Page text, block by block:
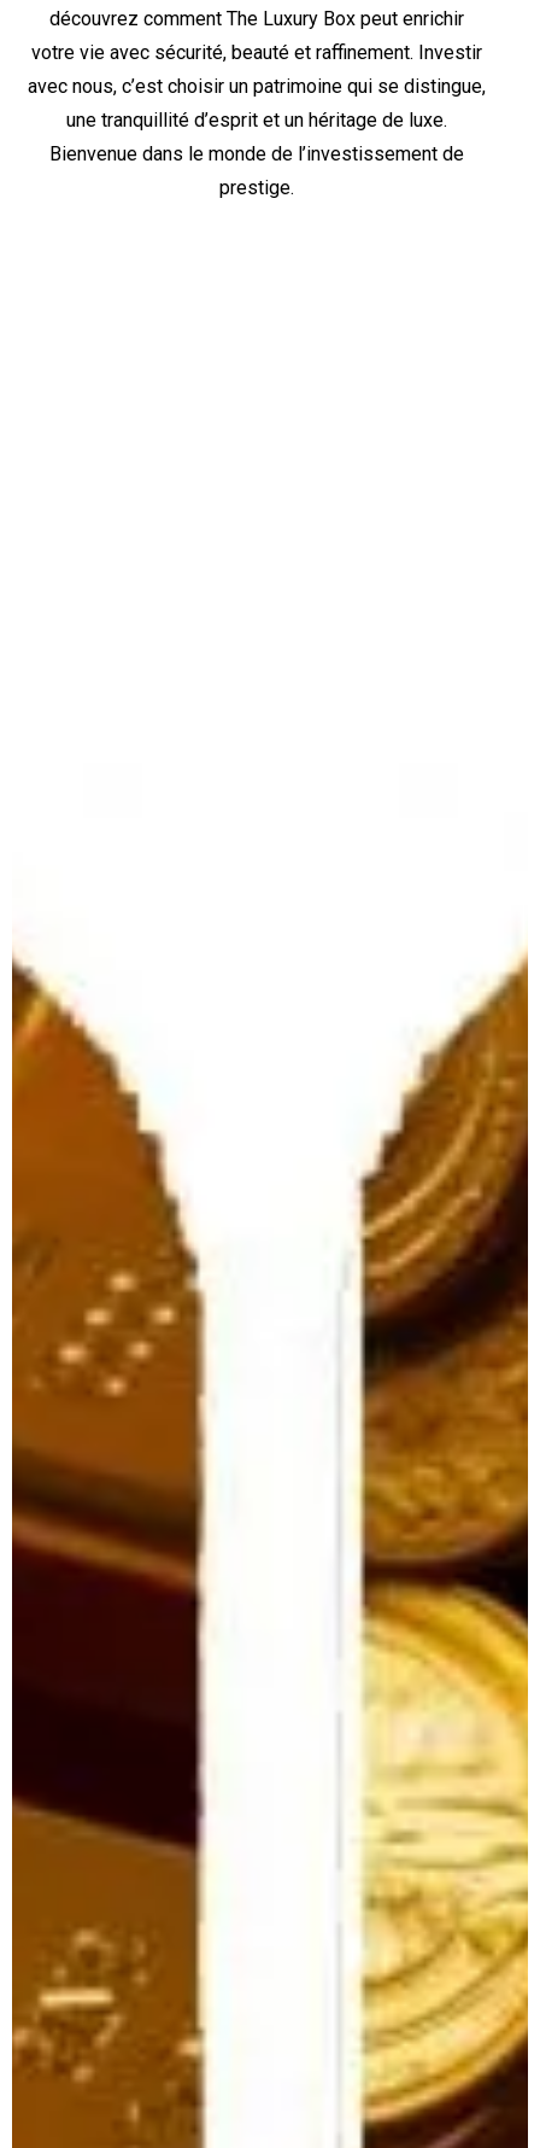
découvrez comment The Luxury Box peut enrichir
votre vie avec sécurité, beauté et raffinement. Investir
avec nous, c’est choisir un patrimoine qui se distingue,
une tranquillité d’esprit et un héritage de luxe.
Bienvenue dans le monde de l’investissement de
prestige.